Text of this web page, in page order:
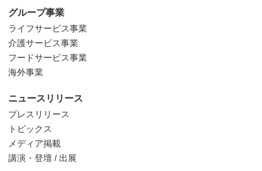
グループ事業
ライフサービス事業
介護サービス事業
フードサービス事業
海外事業
ニュースリリース
プレスリリース
トピックス
メディア掲載
講演・登壇 / 出展